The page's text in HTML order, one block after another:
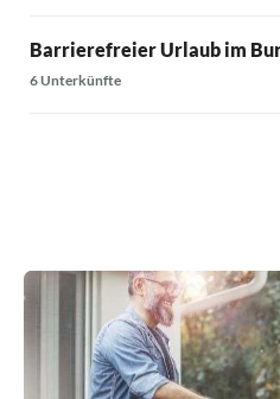
Barrierefreier Urlaub im
6 Unterkünfte